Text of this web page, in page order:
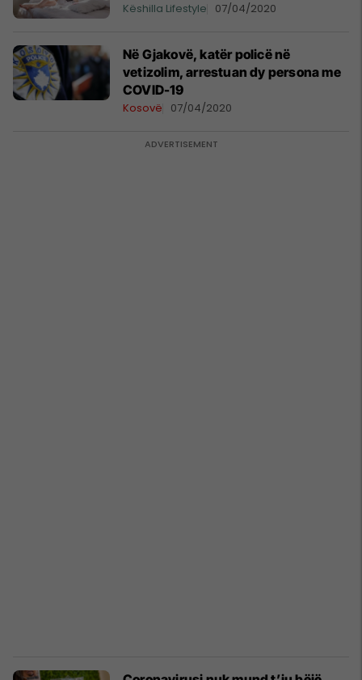
Këshilla Lifestyle 07/04/2020
​Në Gjakovë, katër policë në
vetizolim, arrestuan dy persona me
COVID-19
Kosovë 07/04/2020